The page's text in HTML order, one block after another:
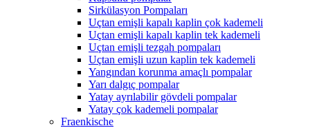
Sirkülasyon Pompaları
Uçtan emişli kapalı kaplin çok kademeli
Uçtan emişli kapalı kaplin tek kademeli
Uçtan emişli tezgah pompaları
Uçtan emişli uzun kaplin tek kademeli
Yangından korunma amaçlı pompalar
Yarı dalgıç pompalar
Yatay ayrılabilir gövdeli pompalar
Yatay çok kademeli pompalar
Fraenkische